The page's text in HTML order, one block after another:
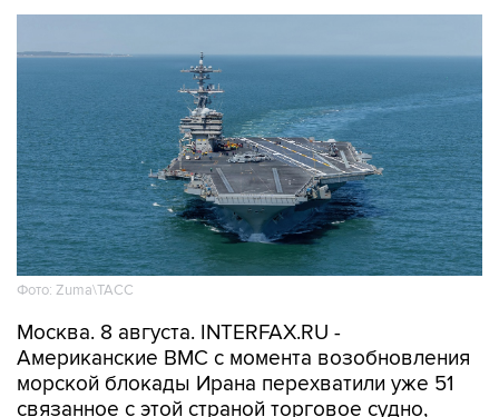
Фото: Zuma\ТАСС
Москва. 8 августа. INTERFAX.RU -
Американские ВМС с момента возобновления
морской блокады Ирана перехватили уже 51
связанное с этой страной торговое судно,